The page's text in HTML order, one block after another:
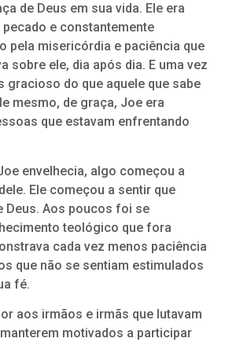
de Deus em sua vida. Ele era
e constantemente
pela misericórdia e paciência que
sobre ele, dia após dia. E uma vez
gracioso do que aquele que sabe
mesmo, de graça, Joe era
que estavam enfrentando
envelhecia, algo começou a
Ele começou a sentir que
Deus. Aos poucos foi se
teológico que fora
cada vez menos paciência
que não se sentiam estimulados
fé.
aos irmãos e irmãs que lutavam
motivados a participar